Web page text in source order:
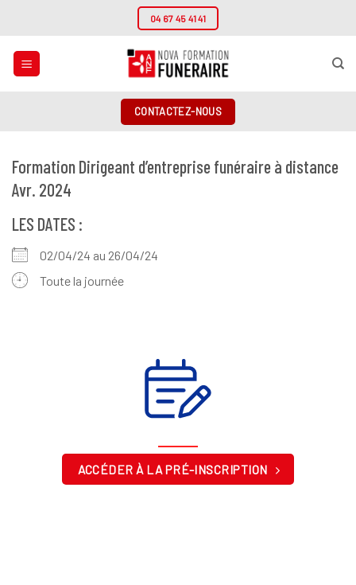
contenu
04 67 45 41 41
CONTACTEZ-NOUS
Formation Dirigeant d’entreprise funéraire à distance
Avr. 2024
LES DATES :
02/04/24 au 26/04/24
Toute la journée
ACCÉDER À LA PRÉ-INSCRIPTION